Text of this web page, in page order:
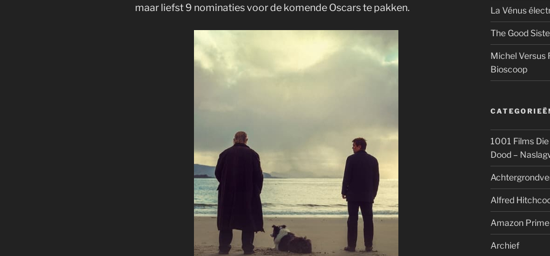
maar liefst 9 nominaties voor de komende Oscars te pakken.
La Vénus
The Good
Michel Versus
Bioscoop
1001 Films
Dood –
Alfred
Amazon
Archief